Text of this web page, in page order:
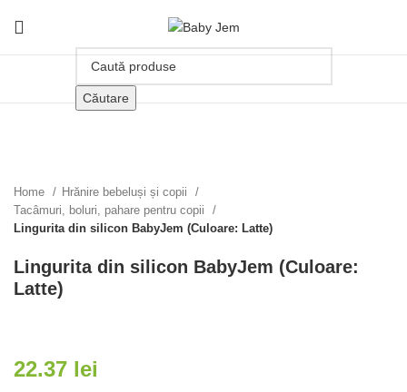
Căutare
Home
Hrănire bebeluși și copii
Tacâmuri, boluri, pahare pentru copii
Lingurita din silicon BabyJem (Culoare: Latte)
Lingurita din silicon BabyJem (Culoare:
Latte)
22.37 lei